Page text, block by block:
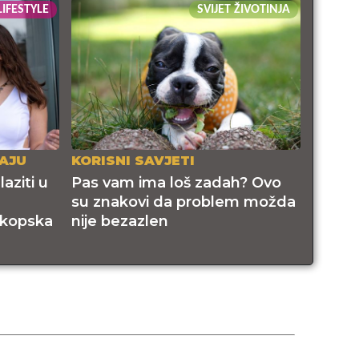
u
SVIJET ŽIVOTINJA
KORISNI SAVJETI
Pas vam ima loš zadah? Ovo
su znakovi da problem možda
nije bezazlen